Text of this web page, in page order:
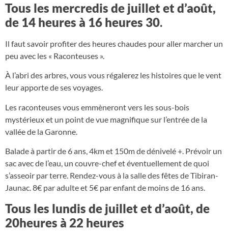
Tous les mercredis de juillet et d’août,
de 14 heures à 16 heures 30.
Il faut savoir profiter des heures chaudes pour aller marcher un
peu avec les « Raconteuses ».
À l’abri des arbres, vous vous régalerez les histoires que le vent
leur apporte de ses voyages.
Les raconteuses vous emmèneront vers les sous-bois
mystérieux et un point de vue magnifique sur l’entrée de la
vallée de la Garonne.
Balade à partir de 6 ans, 4km et 150m de dénivelé +. Prévoir un
sac avec de l’eau, un couvre-chef et éventuellement de quoi
s’asseoir par terre. Rendez-vous à la salle des fêtes de Tibiran-
Jaunac. 8€ par adulte et 5€ par enfant de moins de 16 ans.
Tous les lundis de juillet et d’août, de
20heures à 22 heures